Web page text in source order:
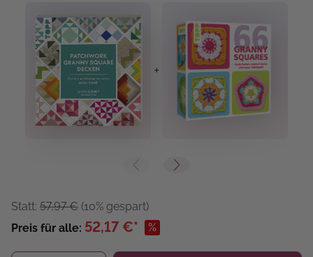
+
Statt: 57,97 € (10% gespart)
Preis für alle: 52,17 €* %